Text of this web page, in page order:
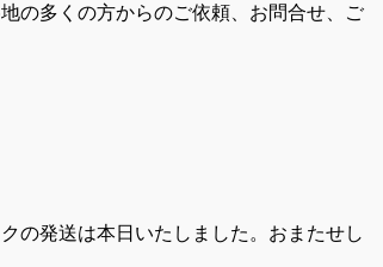
の多くの方からのご依頼、お問合せ、ご
の発送は本日いたしました。おまたせし